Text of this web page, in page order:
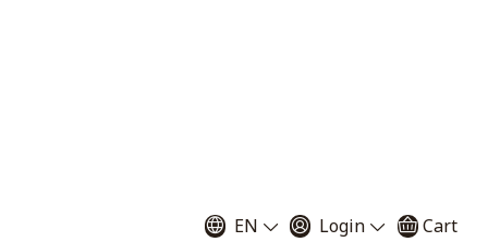
EN Login Cart
como plantas jarra o copas de mono. Es el único
China meridional, Indonesia, Malasia y las Filipinas;
(1 especie); teniendo como límite septentrional la India